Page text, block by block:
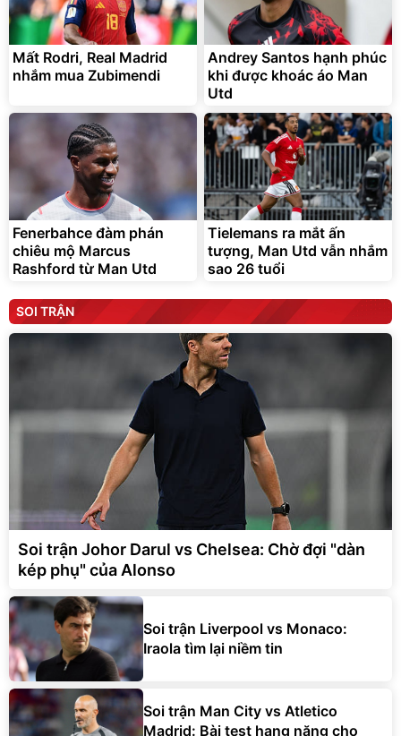
Mất Rodri, Real Madrid
nhắm mua Zubimendi
Andrey Santos hạnh phúc
khi được khoác áo Man
Utd
Fenerbahce đàm phán
chiêu mộ Marcus
Rashford từ Man Utd
Tielemans ra mắt ấn
tượng, Man Utd vẫn nhắm
sao 26 tuổi
SOI TRẬN
Soi trận Johor Darul vs Chelsea: Chờ đợi "dàn
kép phụ" của Alonso
Soi trận Liverpool vs Monaco:
Iraola tìm lại niềm tin
Soi trận Man City vs Atletico
Madrid: Bài test hạng nặng cho